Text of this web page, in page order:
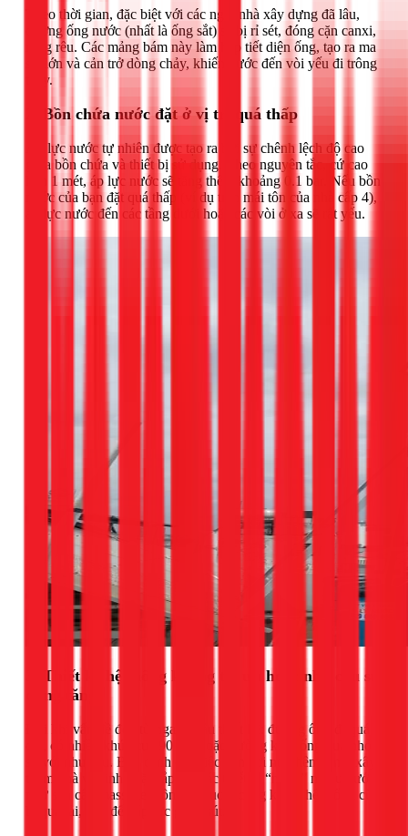
Theo thời gian, đặc biệt với các ngôi nhà xây dựng đã lâu,
đường ống nước (nhất là ống sắt) sẽ bị rỉ sét, đóng cặn canxi,
rong rêu. Các mảng bám này làm hẹp tiết diện ống, tạo ra ma
sát lớn và cản trở dòng chảy, khiến nước đến vòi yếu đi trông
thấy.
2. Bồn chứa nước đặt ở vị trí quá thấp
Áp lực nước tự nhiên được tạo ra bởi sự chênh lệch độ cao
giữa bồn chứa và thiết bị sử dụng. Theo nguyên tắc, cứ cao
hơn 1 mét, áp lực nước sẽ tăng thêm khoảng 0.1 bar. Nếu bồn
nước của bạn đặt quá thấp (ví dụ trên mái tôn của nhà cấp 4),
áp lực nước đến các tầng dưới hoặc các vòi ở xa sẽ rất yếu.
3. Thiết kế hệ thống không tối ưu hoặc nhu cầu sử
dụng tăng
Đôi khi vấn đề đến từ ngay khâu thiết kế: đường ống đi quá
dài, có nhiều khúc cua 90 độ, hoặc đường kính ống quá nhỏ
so với nhu cầu. Bên cạnh đó, việc bạn cơi nới thêm tầng, xây
thêm nhà vệ sinh hoặc lắp đặt các thiết bị “ngốn” nhiều nước
như sen cây massage, bồn tắm sục... cũng khiến hệ thống cũ
bị quá tải, dẫn đến áp lực giảm sút.